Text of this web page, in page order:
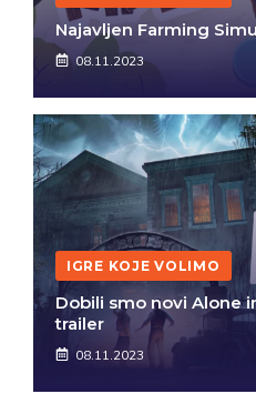
Najavljen Farming
08.11.2023
IGRE KOJE VOLIMO
Dobili smo novi Alone
trailer
08.11.2023